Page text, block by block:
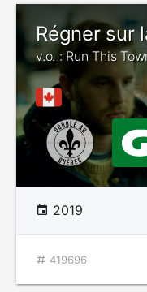
Régner sur
v.o. : Run This
2019
419696